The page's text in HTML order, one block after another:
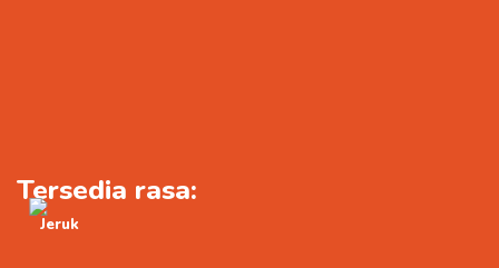
Tersedia rasa:
Jeruk